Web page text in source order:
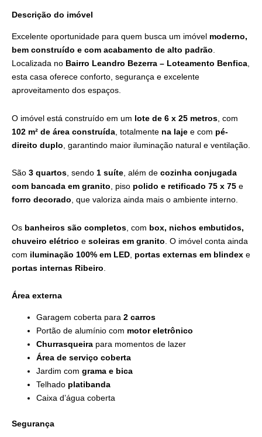
Descrição do imóvel
Excelente oportunidade para quem busca um imóvel moderno,
bem construído e com acabamento de alto padrão
Localizada no Bairro Leandro Bezerra – Loteamento Benfica
esta casa oferece conforto, segurança e excelente
aproveitamento dos espaços.
O imóvel está construído em um lote de 6 x 25 metros , com
102 m² de área construída , totalmente na laje e com pé-
direito duplo , garantindo maior iluminação natural e ventilação.
São 3 quartos , sendo 1 suíte , além de cozinha conjugada
com bancada em granito , piso polido e retificado 75 x 75 e
forro decorado , que valoriza ainda mais o ambiente interno.
Os banheiros são completos , com box, nichos embutidos,
chuveiro elétrico e soleiras em granito . O imóvel conta ainda
com iluminação 100% em LED portas externas em blindex e
portas internas Ribeiro
Área externa
Garagem coberta para 2 carros
Portão de alumínio com motor eletrônico
Churrasqueira para momentos de lazer
Área de serviço coberta
Jardim com grama e bica
Telhado platibanda
Caixa d’água coberta
Segurança